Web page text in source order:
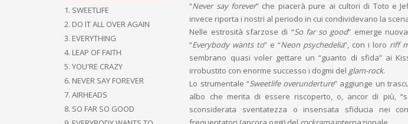
SWEETLIFE
DO IT ALL OVER AGAIN
EVERYTHING
LEAP OF FAITH
YOU'RE CRAZY
NEVER SAY FOREVER
AIRHEADS
SO FAR SO GOOD
“Never say forever” che piacerà pure ai cultori di Toto e
invece riporta i nostri al periodo in cui condividevano la
Nelle estrosità sfarzose di “So far so good” emerge
“Everybody wants to” e “Neon psychedelia”, con i loro riff
sembrano quasi voler gettare un “guanto di sfida” ai
irrobustito con enorme successo i dogmi del glam-rock.
Lo strumentale “Sweetlife overunderture” aggiunge un
albo che merita di essere riscoperto, o, ancor di più,
sconsiderata sventatezza o insensata sfiducia nei